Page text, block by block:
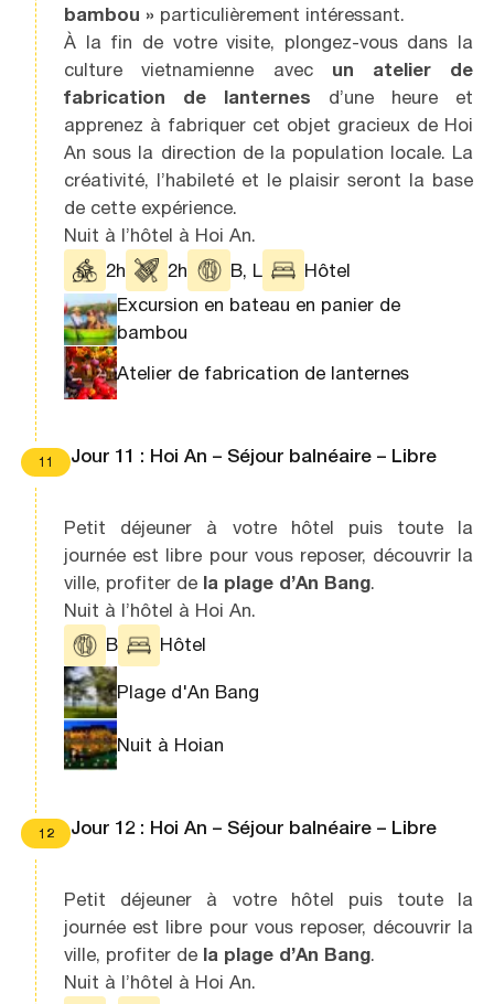
bambou » particulièrement intéressant.
À la fin de votre visite, plongez-vous dans la
culture vietnamienne avec un atelier de
fabrication de lanternes d’une heure et
apprenez à fabriquer cet objet gracieux de Hoi
An sous la direction de la population locale. La
créativité, l’habileté et le plaisir seront la base
de cette expérience.
Nuit à l’hôtel à Hoi An.
2h
2h B, L
Hôtel
Excursion en bateau en panier de
bambou
Atelier de fabrication de lanternes
11 Jour 11 : Hoi An – Séjour balnéaire – Libre
Petit déjeuner à votre hôtel puis toute la
journée est libre pour vous reposer, découvrir la
ville, profiter de la plage d’An Bang.
Nuit à l’hôtel à Hoi An.
B
Hôtel
Plage d'An Bang
Nuit à Hoian
12 Jour 12 : Hoi An – Séjour balnéaire – Libre
Petit déjeuner à votre hôtel puis toute la
journée est libre pour vous reposer, découvrir la
ville, profiter de la plage d’An Bang.
Nuit à l’hôtel à Hoi An.